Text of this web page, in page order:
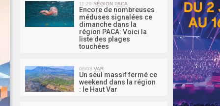
11:29 RÉGION PACA
Encore de nombreuses
méduses signalées ce
dimanche dans la
région PACA: Voici la
liste des plages
touchées
08/08 VAR
Un seul massif fermé ce
weekend dans la région
: le Haut Var